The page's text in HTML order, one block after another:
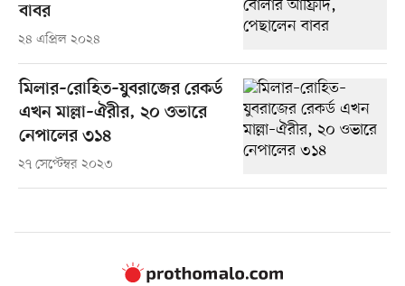
বাবর
২৪ এপ্রিল ২০২৪
মিলার–রোহিত–যুবরাজের রেকর্ড
এখন মাল্লা–ঐরীর, ২০ ওভারে
নেপালের ৩১৪
২৭ সেপ্টেম্বর ২০২৩